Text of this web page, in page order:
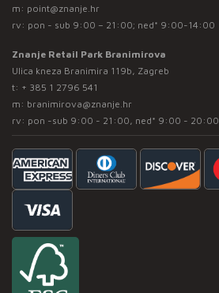
m: point@znanje.hr
rv: pon - sub 9:00 – 21:00; ned* 9:00-14:00
Znanje Retail Park Branimirova
Ulica kneza Branimira 119b, Zagreb
t: + 385 1 2796 541
m: branimirova@znanje.hr
rv: pon -sub 9:00 - 21:00, ned* 9:00 - 20:00